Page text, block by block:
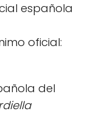
española
oficial:
del